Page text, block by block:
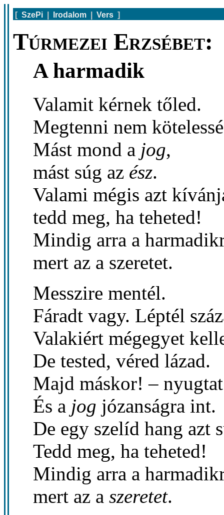
[ SzePi Irodalom Vers ]
Túrmezei Erzsébet:
A harmadik
Valamit kérnek tőled.
Megtenni nem
Mást mond a jog,
mást súg az ész.
Valami mégis azt
tedd meg, ha teheted!
Mindig arra a
mert az a szeretet.
Messzire mentél.
Fáradt vagy. Léptél
Valakiért mégegyet
De tested, véred lázad.
Majd máskor! –
És a jog józanságra int.
De egy szelíd hang azt
Tedd meg, ha teheted!
Mindig arra a
mert az a szeretet.